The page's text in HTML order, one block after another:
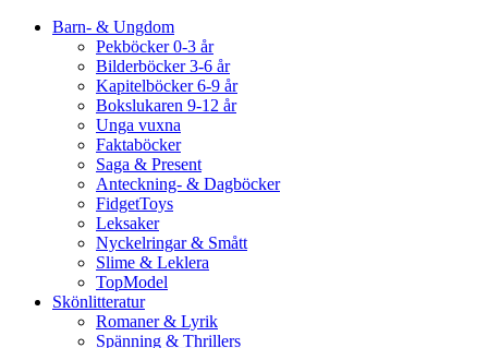
Barn- & Ungdom
Pekböcker 0-3 år
Bilderböcker 3-6 år
Kapitelböcker 6-9 år
Bokslukaren 9-12 år
Unga vuxna
Faktaböcker
Saga & Present
Anteckning- & Dagböcker
FidgetToys
Leksaker
Nyckelringar & Smått
Slime & Leklera
TopModel
Skönlitteratur
Romaner & Lyrik
Spänning & Thrillers